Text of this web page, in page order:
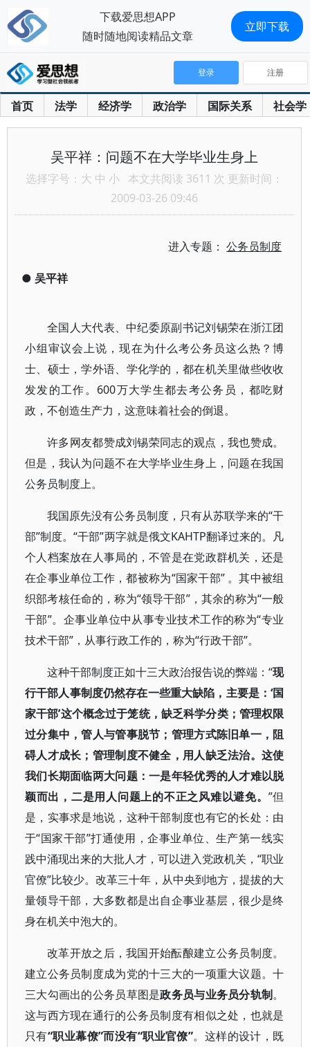
首页 法学 经济学 政治学 国际关系 社会学
登录 注册
吴平祥：问题不在大学毕业生身上
选择字号： 大 中 小 本文共阅读 3611 次 更新时间：
2009-03-26 09:46
进入专题：公务员制度
● 吴平祥
全国人大代表、中纪委原副书记刘锡荣在浙江团
小组审议会上说，现在为什么考公务员这么热？博
士、硕士，学外语、学化学的，都在机关里做些收收
发发的工作。600万大学生都去考公务员，都吃财
政，不创造生产力，这意味着社会的倒退。
许多网友都赞成刘锡荣同志的观点，我也赞成。
但是，我认为问题不在大学毕业生身上，问题在我国
公务员制度上。
我国原先没有公务员制度，只有从苏联学来的“干
部”制度。“干部”两字就是俄文ΚАНТР翻译过来的。凡
个人档案放在人事局的，不管是在党政群机关，还是
在企事业单位工作，都被称为“国家干部” 。其中被组
织部考核任命的，称为“领导干部”，其余的称为“一般
干部”。企事业单位中从事专业技术工作的称为“专业
技术干部”，从事行政工作的，称为“行政干部”。
这种干部制度正如十三大政治报告说的弊端：“现
行干部人事制度仍然存在一些重大缺陷，主要是：‘国
家干部’这个概念过于笼统，缺乏科学分类；管理权限
过分集中，管人与管事脱节；管理方式陈旧单一，阻
碍人才成长；管理制度不健全，用人缺乏法治。这使
我们长期面临两大问题：一是年轻优秀的人才难以脱
颖而出，二是用人问题上的不正之风难以避免。 ”但
是，实事求是地说，这种干部制度也有它的长处：由
于“国家干部”打通使用，企事业单位、生产第一线实
践中涌现出来的大批人才，可以进入党政机关，“职业
官僚”比较少。改革三十年，从中央到地方，提拔的大
量领导干部，大多数都是出自企事业基层，很少是终
身在机关中泡大的。
改革开放之后，我国开始酝酿建立公务员制度。
建立公务员制度成为党的十三大的一项重大议题。十
三大勾画出的公务员草图是政务员与业务员分轨制。
这与西方现在通行的公务员制度有相似之处，也就是
只有“职业幕僚”而没有“职业官僚”。这样的设计，既
下载爱思想APP
随时随地阅读精品文章
立即下载